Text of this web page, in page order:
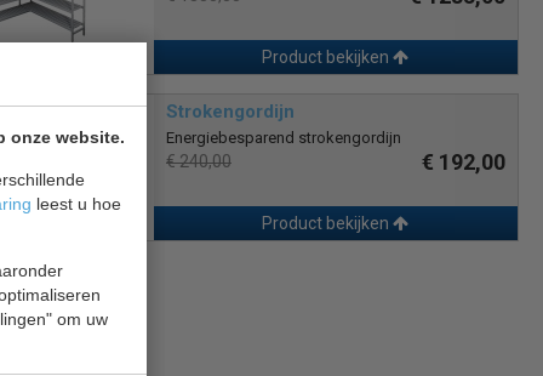
onze website.
leest u hoe
om uw
Product bekijken
Strokengordijn
Energiebesparend strokengordijn
€ 240,00 € 192,00
Product bekijken